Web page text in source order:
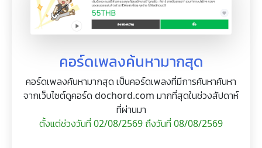
คอร์ดเพลงค้นหามากสุด
คอร์ดเพลงค้นหามากสุด เป็นคอร์ดเพลงที่มีการค้นหาค้นหา
จากเว็บไซต์ดูคอร์ด dochord.com มากที่สุดในช่วงสัปดาห์
ที่ผ่านมา
ตั้งแต่ช่วงวันที่ 02/08/2569 ถึงวันที่ 08/08/2569